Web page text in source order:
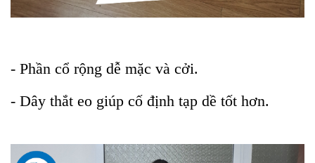
- Phần cổ rộng dễ mặc và cởi.
- Dây thắt eo giúp cố định tạp dề tốt hơn.